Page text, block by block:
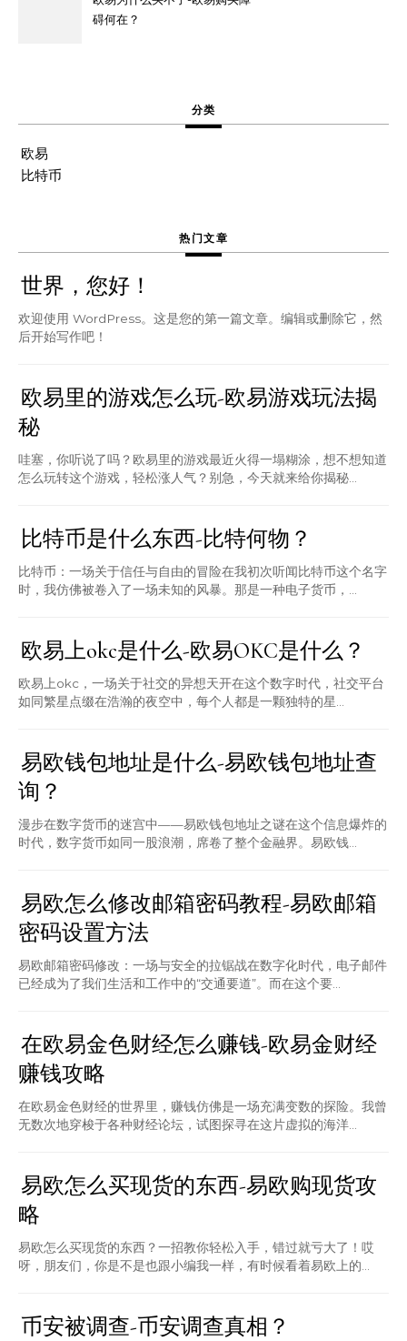
碍何在？
分类
欧易
比特币
热门文章
世界，您好！
欢迎使用 WordPress。这是您的第一篇文章。编辑或删除它，然
后开始写作吧！
欧易里的游戏怎么玩-欧易游戏玩法揭
秘
哇塞，你听说了吗？欧易里的游戏最近火得一塌糊涂，想不想知道
怎么玩转这个游戏，轻松涨人气？别急，今天就来给你揭秘...
比特币是什么东西-比特何物？
比特币：一场关于信任与自由的冒险在我初次听闻比特币这个名字
时，我仿佛被卷入了一场未知的风暴。那是一种电子货币，...
欧易上okc是什么-欧易OKC是什么？
欧易上okc，一场关于社交的异想天开在这个数字时代，社交平台
如同繁星点缀在浩瀚的夜空中，每个人都是一颗独特的星...
易欧钱包地址是什么-易欧钱包地址查
询？
漫步在数字货币的迷宫中——易欧钱包地址之谜在这个信息爆炸的
时代，数字货币如同一股浪潮，席卷了整个金融界。易欧钱...
易欧怎么修改邮箱密码教程-易欧邮箱
密码设置方法
易欧邮箱密码修改：一场与安全的拉锯战在数字化时代，电子邮件
已经成为了我们生活和工作中的“交通要道”。而在这个要...
在欧易金色财经怎么赚钱-欧易金财经
赚钱攻略
在欧易金色财经的世界里，赚钱仿佛是一场充满变数的探险。我曾
无数次地穿梭于各种财经论坛，试图探寻在这片虚拟的海洋...
易欧怎么买现货的东西-易欧购现货攻
略
易欧怎么买现货的东西？一招教你轻松入手，错过就亏大了！哎
呀，朋友们，你是不是也跟小编我一样，有时候看着易欧上的...
币安被调查-币安调查真相？